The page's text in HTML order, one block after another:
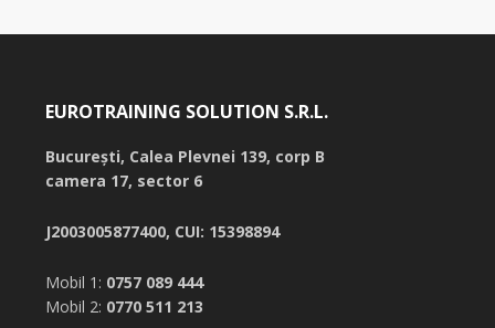
EUROTRAINING SOLUTION S.R.L.
București, Calea Plevnei 139, corp B
camera 17, sector 6
J2003005877400, CUI: 15398894
Mobil 1: 0757 089 444
Mobil 2: 0770 511 213